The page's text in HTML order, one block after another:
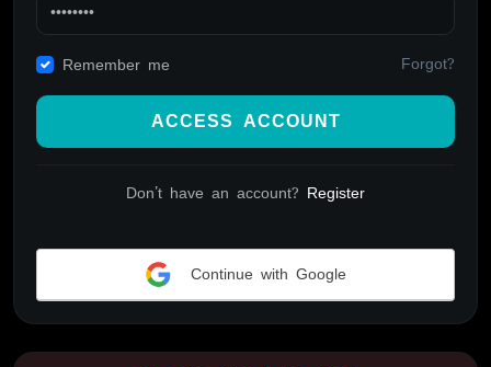
Remember me Forgot?
ACCESS ACCOUNT
Don't have an account? Register
Continue with Google